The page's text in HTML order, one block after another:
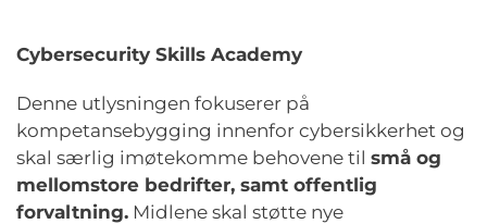
Cybersecurity Skills Academy
Denne utlysningen fokuserer på
kompetansebygging innenfor cybersikkerhet og
skal særlig imøtekomme behovene til små og
mellomstore bedrifter, samt offentlig
forvaltning. Midlene skal støtte nye